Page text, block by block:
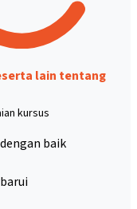
lain tentang
kursus
baik